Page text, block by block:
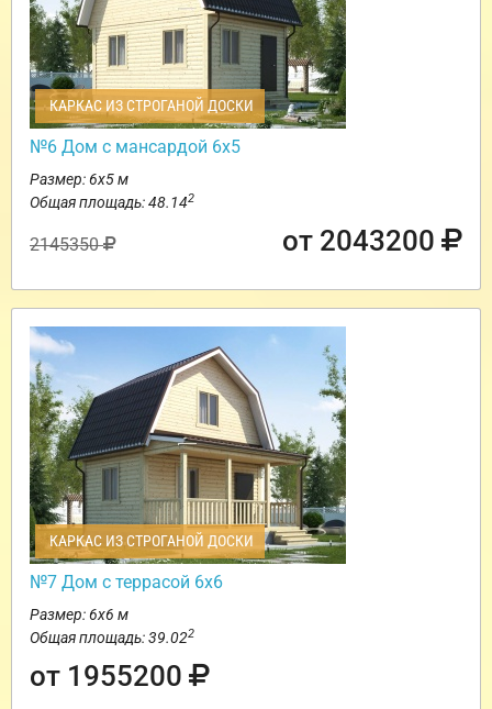
КАРКАС ИЗ СТРОГАНОЙ ДОСКИ
№6 Дом с мансардой 6х5
Размер: 6х5 м
Общая площадь: 48.142
2145350 от 2043200
КАРКАС ИЗ СТРОГАНОЙ ДОСКИ
№7 Дом с террасой 6х6
Размер: 6х6 м
Общая площадь: 39.022
от 1955200